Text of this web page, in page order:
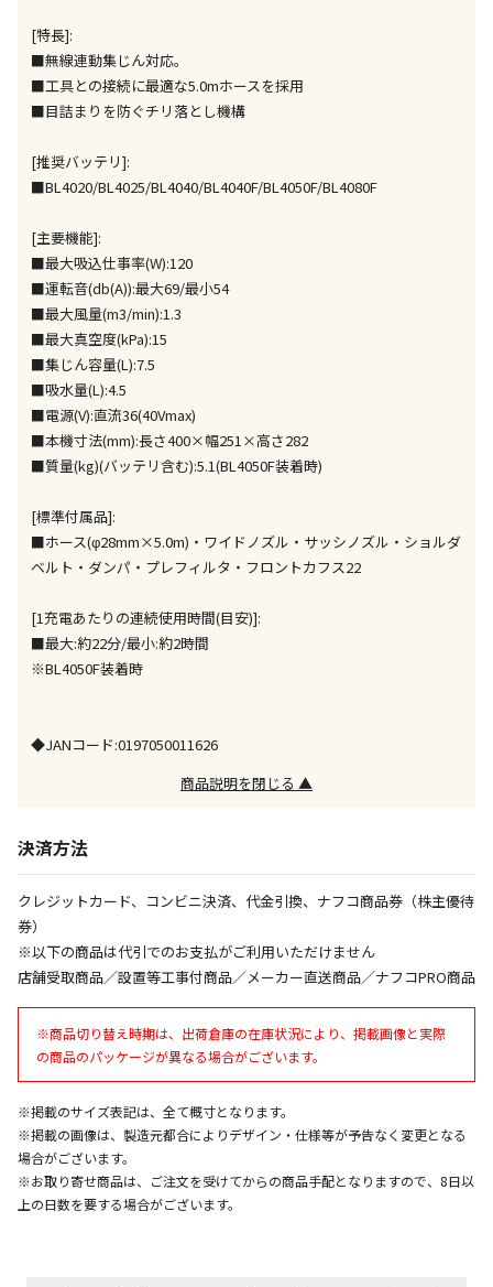
委託業者によりお届けする商品です
※ほか商品との同時購入はできません。お手数です
が、ご購入手続きを分けてお買い求めください
※電話注文はできません。
宅配のみでお届けする商品です（店舗受取は選択でき
同時購入が可能です
午前9時までのご注文確定した商品については、当日に
出荷いたします。
ただし、メーカーの営業日に基づき出荷手続きを行う
ため、通常よりお時間をいただく場合がございます。
また、日曜・祝日や年末年始などの長期休業期間中
は、休業明けからの出荷対応となります。
設置工事代金も含まれた商品です
お見積商品です。金額・施工日はお打ち合わせの上、
決定となります。
お見積商品です。金額・施工日はお打ち合わせの上、
生する場合がございます。
[特長]:
■無線連動集じん対応。
■工具との接続に最適な5.0mホースを採用
■目詰まりを防ぐチリ落とし機構
[推奨バッテリ]:
■BL4020/BL4025/BL4040/BL4040F/BL4050F/BL4080F
[主要機能]:
■最大吸込仕事率(W):120
■運転音(db(A)):最大69/最小54
■最大風量(m3/min):1.3
■最大真空度(kPa):15
■集じん容量(L):7.5
■吸水量(L):4.5
■電源(V):直流36(40Vmax)
■本機寸法(mm):長さ400×幅251×高さ282
■質量(kg)(バッテリ含む):5.1(BL4050F装着時)
[標準付属品]:
■ホース(φ28mm×5.0m)・ワイドノズル・サッシノズル・ショルダ
ベルト・ダンパ・プレフィルタ・フロントカフス22
[1充電あたりの連続使用時間(目安)]:
■最大:約22分/最小:約2時間
※BL4050F装着時
◆JANコード:0197050011626
商品説明を閉じる ▲
決済方法
クレジットカード、コンビニ決済、代金引換、ナフコ商品券（株主優待
券）
※以下の商品は代引でのお支払がご利用いただけません
店舗受取商品／設置等工事付商品／メーカー直送商品／ナフコPRO商品
※商品切り替え時期は、出荷倉庫の在庫状況により、掲載画像と実際
の商品のパッケージが異なる場合がございます。
※掲載のサイズ表記は、全て概寸となります。
※掲載の画像は、製造元都合によりデザイン・仕様等が予告なく変更となる
場合がございます。
※お取り寄せ商品は、ご注文を受けてからの商品手配となりますので、8日以
上の日数を要する場合がございます。